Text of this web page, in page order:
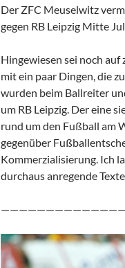
Der ZFC Meuselwitz
gegen RB Leipzig Mitte
Hingewiesen sei noch
mit ein paar Dingen, die
wurden beim Ballreiter
um RB Leipzig. Der eine
rund um den Fußball am
gegenüber
Kommerzialisierung. Ich
durchaus anregende